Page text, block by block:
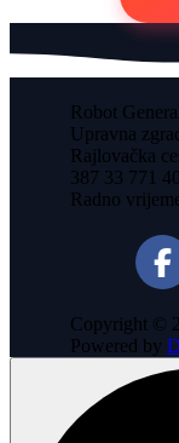
Robot
Upravna
Rajlovačka
387 33 771
Radno
Copyright ©
Powered by